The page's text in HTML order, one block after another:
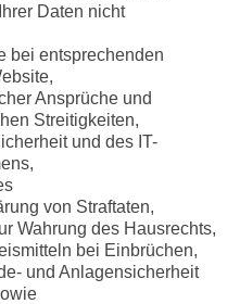
Daten nicht
bei entsprechenden
Ansprüche und
Streitigkeiten,
und des IT-
von Straftaten,
Wahrung des Hausrechts,
bei Einbrüchen,
und Anlagensicherheit